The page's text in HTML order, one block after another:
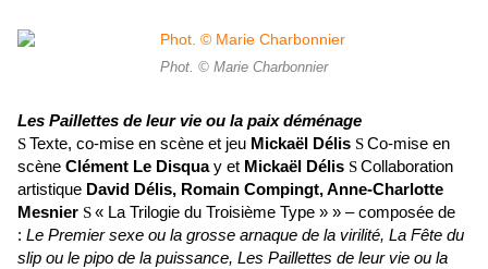
Phot. © Marie Charbonnier
Les Paillettes de leur vie ou la paix déménage
STexte, co-mise en scène et jeu Mickaël Délis SCo-mise en
scène Clément Le Disquay et Mickaël Délis SCollaboration
artistique David Délis, Romain Compingt, Anne-Charlotte
Mesnier S« La Trilogie du Troisième Type » » – composée de
: Le Premier sexe ou la grosse arnaque de la virilité, La Fête du
slip ou le pipo de la puissance, Les Paillettes de leur vie ou la